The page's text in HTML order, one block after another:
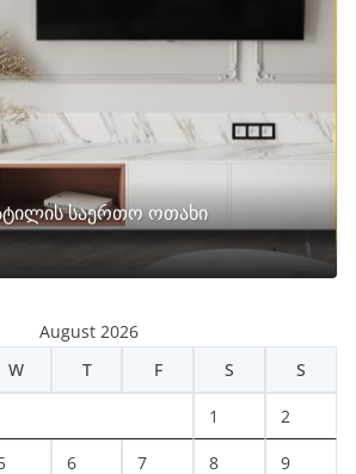
საერთო ოთახი
August 2026
W T F S S
1 2
6 7 8 9